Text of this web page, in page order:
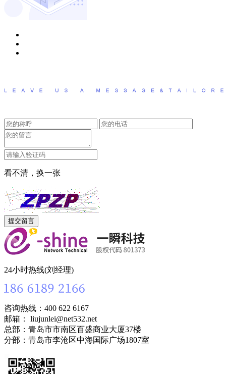
看不清，换一张
24小时热线(刘经理)
咨询热线：400 622 6167
邮箱： liujunlei@net532.net
总部：青岛市市南区百盛商业大厦37楼
分部：青岛市李沧区中海国际广场1807室